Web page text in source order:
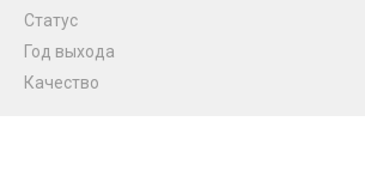
Статус
Год выхода
Качество